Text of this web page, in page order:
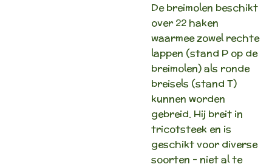
De breimolen beschikt
over 22 haken
waarmee zowel rechte
lappen (stand P op de
breimolen) als ronde
breisels (stand T)
kunnen worden
gebreid. Hij breit in
tricotsteek en is
geschikt voor diverse
soorten - niet al te